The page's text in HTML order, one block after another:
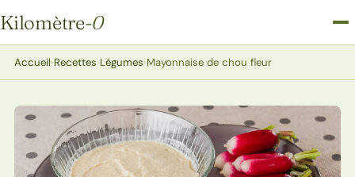
Kilomètre-0
Kilomètre-0
Accueil›Recettes›Légumes›Mayonnaise de chou fleur